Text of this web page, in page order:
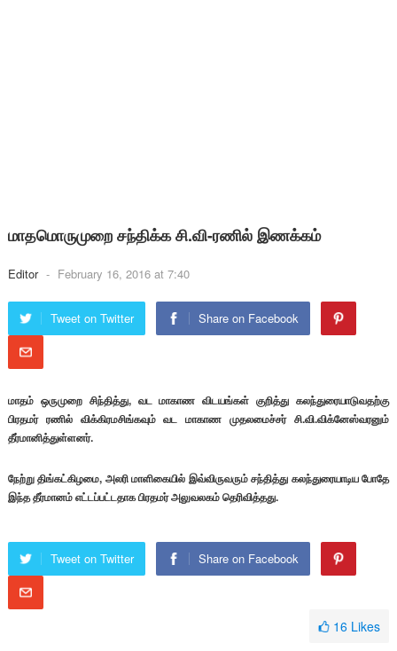
மாதமொருமுறை சந்திக்க சி.வி-ரணில் இணக்கம்
Editor - February 16, 2016 at 7:40
Tweet on Twitter Share on Facebook
மாதம் ஒருமுறை சிந்தித்து, வட மாகாண விடயங்கள் குறித்து கலந்துரையாடுவதற்கு
பிரதமர் ரணில் விக்கிரமசிங்கவும் வட மாகாண முதலமைச்சர் சி.வி.விக்னேஸ்வரனும்
தீர்மானித்துள்ளனர்.
நேற்று திங்கட்கிழமை, அலரி மாளிகையில் இவ்விருவரும் சந்தித்து கலந்துரையாடிய போதே
இந்த தீர்மானம் எட்டப்பட்டதாக பிரதமர் அலுவலகம் தெரிவித்தது.
Tweet on Twitter Share on Facebook
16 Likes